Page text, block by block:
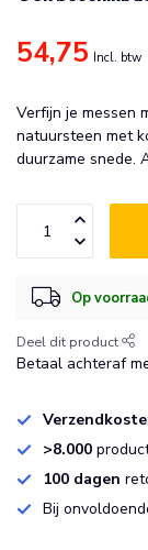
54,75 Incl. btw
Verfijn je messen
natuursteen met
duurzame snede.
Op
Deel dit product
Betaal achteraf
>8.000
100 dagen
Bij